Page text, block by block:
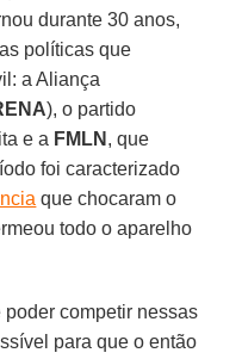
durante 30 anos,
políticas que
a Aliança
), o partido
e a FMLN , que
foi caracterizado
que chocaram o
todo o aparelho
poder competir nessas
para que o então